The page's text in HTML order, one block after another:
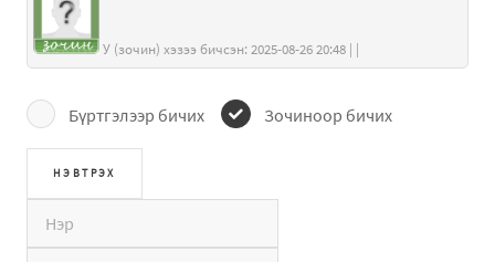
У (зочин) хэзээ бичсэн: 2025-08-26 20:48 | |
Бүртгэлээр бичих Зочиноор бичих